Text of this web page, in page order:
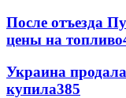
После отъезда
цены на топливо
Украина
купила385